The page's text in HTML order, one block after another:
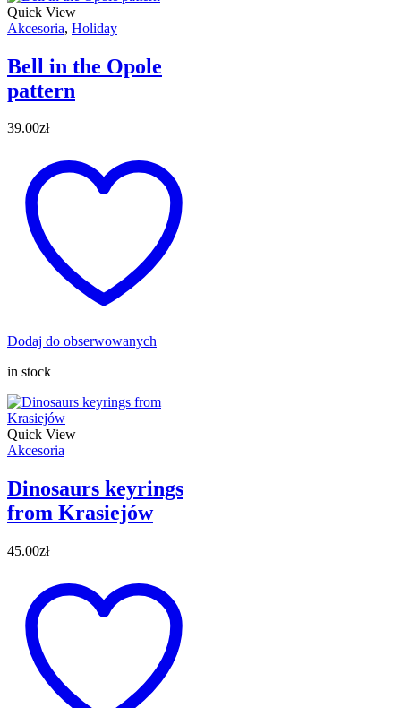
Quick View
Akcesoria, Holiday
Bell in the Opole
pattern
39.00zł
Dodaj do obserwowanych
in stock
Quick View
Akcesoria
Dinosaurs keyrings
from Krasiejów
45.00zł